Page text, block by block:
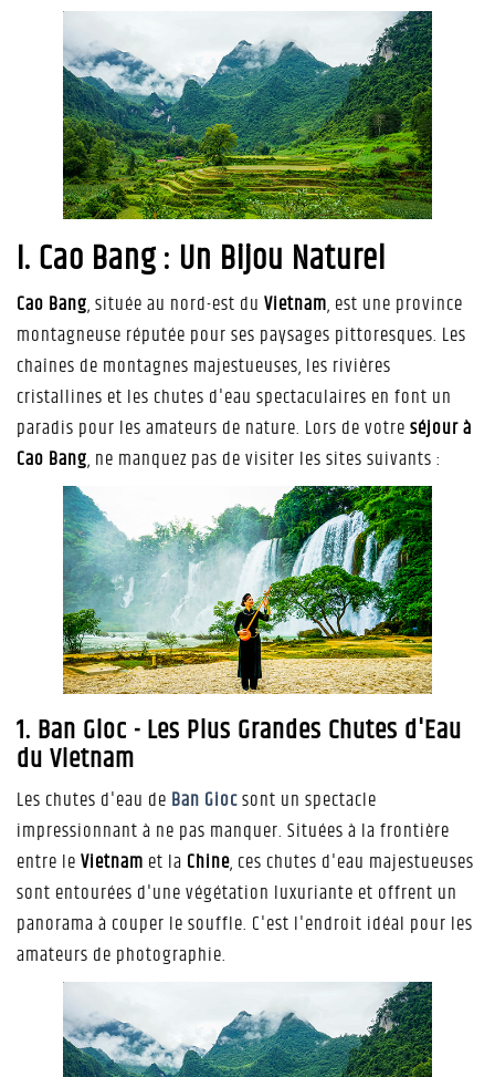
I. Cao Bang : Un Bijou Naturel
Cao Bang, située au nord-est du Vietnam, est une province
montagneuse réputée pour ses paysages pittoresques. Les
chaînes de montagnes majestueuses, les rivières
cristallines et les chutes d'eau spectaculaires en font un
paradis pour les amateurs de nature. Lors de votreséjour à
Cao Bang, ne manquez pas de visiter les sites suivants :
1. Ban Gioc - Les Plus Grandes Chutes d'Eau
du Vietnam
Les chutes d'eau de Ban Giocsont un spectacle
impressionnant à ne pas manquer. Situées à la frontière
entre leVietnam et la Chine, ces chutes d'eau majestueuses
sont entourées d'une végétation luxuriante et offrent un
panorama à couper le souffle. C'est l'endroit idéal pour les
amateurs de photographie.